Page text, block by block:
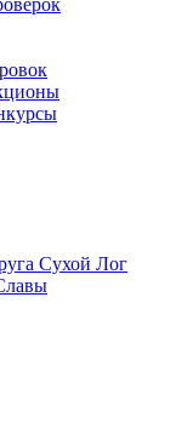
Сухой Лог